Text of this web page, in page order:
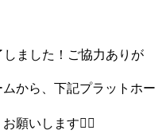
しました！ご協力ありが
から、下記プラットホー
願いします🙇‍♂️